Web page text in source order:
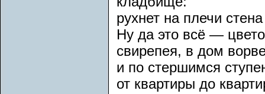
рухнет на плечи
Ну да это всё —
свирепея, в дом
и по стершимся
от квартиры до